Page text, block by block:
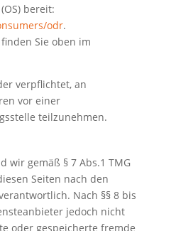
bereit:
odr.
Sie oben im
verpflichtet, an
vor einer
teilzunehmen.
wir gemäß § 7 Abs.1 TMG
Seiten nach den
Nach §§ 8 bis
jedoch nicht
oder gespeicherte fremde